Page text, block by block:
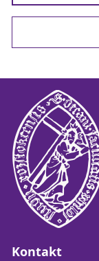
Kontakt